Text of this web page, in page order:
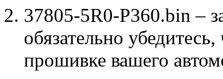
37805-5R0-P360.bin –
обязательно
прошивке вашего